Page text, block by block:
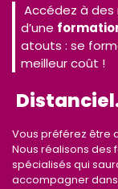
Accédez à des
d’une
atouts : se
meilleur coût !
Vous préférez être
Nous réalisons des
spécialisés qui
accompagner